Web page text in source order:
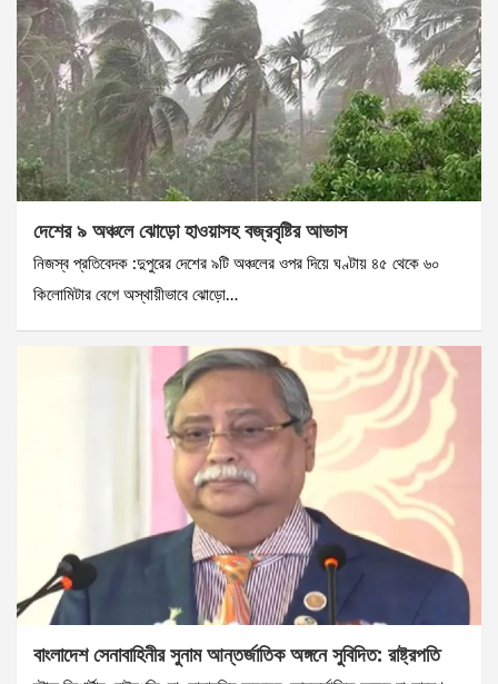
দেশের ৯ অঞ্চলে ঝোড়ো হাওয়াসহ বজ্রবৃষ্টির আভাস
নিজস্ব প্রতিবেদক :দুপুরের দেশের ৯টি অঞ্চলের ওপর দিয়ে ঘণ্টায় ৪৫ থেকে ৬০
কিলোমিটার বেগে অস্থায়ীভাবে ঝোড়ো…
বাংলাদেশ সেনাবাহিনীর সুনাম আন্তর্জাতিক অঙ্গনে সুবিদিত: রাষ্ট্রপতি